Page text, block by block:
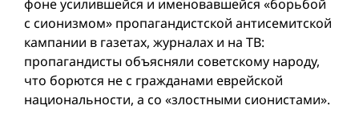
фоне усилившейся и именовавшейся «борьбой
с сионизмом» пропагандистской антисемитской
кампании в газетах, журналах и на ТВ:
пропагандисты объясняли советскому народу,
что борются не с гражданами еврейской
национальности, а со «злостными сионистами».